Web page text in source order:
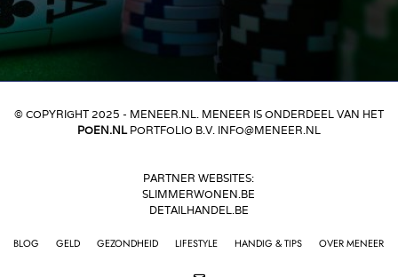
© COPYRIGHT 2025 - MENEER.NL. MENEER IS ONDERDEEL VAN HET
POEN.NLPORTFOLIO B.V. INFO@MENEER.NL
PARTNER WEBSITES:
SLIMMERWONEN.BE
DETAILHANDEL.BE
BLOG GELD GEZONDHEID LIFESTYLE HANDIG & TIPS OVER MENEER